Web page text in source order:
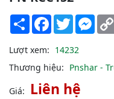
Share Facebook
Twitter
Lượt xem: 14232
Thương hiệu: Pnshar -
Giá: Liên hệ